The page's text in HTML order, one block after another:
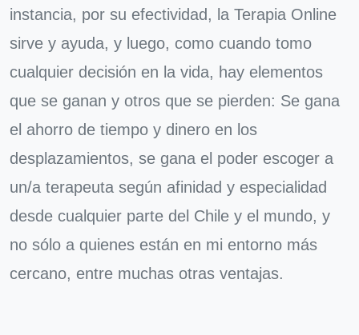
instancia, por su efectividad, la Terapia Online
sirve y ayuda, y luego, como cuando tomo
cualquier decisión en la vida, hay elementos
que se ganan y otros que se pierden: Se gana
el ahorro de tiempo y dinero en los
desplazamientos, se gana el poder escoger a
un/a terapeuta según afinidad y especialidad
desde cualquier parte del Chile y el mundo, y
no sólo a quienes están en mi entorno más
cercano, entre muchas otras ventajas.